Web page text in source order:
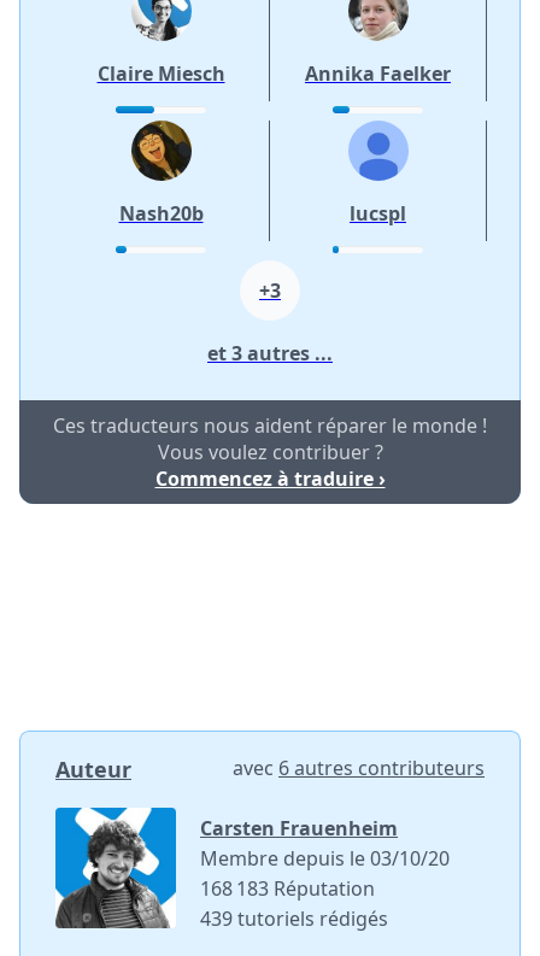
Claire Miesch Annika Faelker
Nash20b lucspl
+3
et 3 autres ...
Ces traducteurs nous aident réparer le monde !
Vous voulez contribuer ?
Commencez à traduire ›
Auteur avec 6 autres contributeurs
Carsten Frauenheim
Membre depuis le 03/10/20
168 183 Réputation
439 tutoriels rédigés